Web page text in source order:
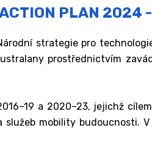
ACTION PLAN 2024
strategie pro
prostřednictvím
a 2020–23, jejichž
mobility budoucnosti.